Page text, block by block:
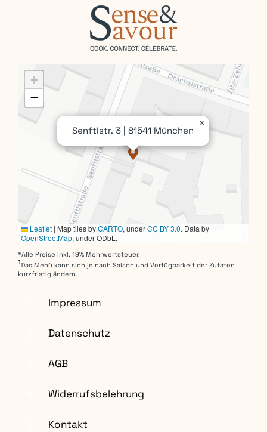
Senftlstr. 3 | 81541 München
×
+
−
Leaflet | Map tiles byCARTO, underCC BY 3.0. Data by
OpenStreetMap, under ODbL.
*Alle Preise inkl. 19% Mehrwertsteuer.
1Das Menü kann sich je nach Saison und Verfügbarkeit der Zutaten
kurzfristig ändern.
Impressum
Datenschutz
AGB
Widerrufsbelehrung
Kontakt